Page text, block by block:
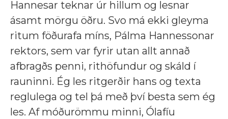
Hannesar teknar úr hillum og lesnar
ásamt mörgu öðru. Svo má ekki gleyma
ritum föðurafa míns, Pálma Hannessonar
rektors, sem var fyrir utan allt annað
afbragðs penni, rithöfundur og skáld í
rauninni. Ég les ritgerðir hans og texta
reglulega og tel þá með því besta sem ég
les. Af móðurömmu minni, Ólafíu